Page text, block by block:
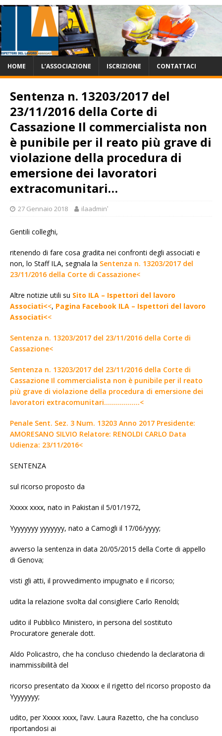
HOME L’ASSOCIAZIONE ISCRIZIONE CONTATTACI
Sentenza n. 13203/2017 del
23/11/2016 della Corte di
Cassazione Il commercialista non
è punibile per il reato più grave di
violazione della procedura di
emersione dei lavoratori
extracomunitari…
27 Gennaio 2018 ilaadminʹ
Gentili colleghi,
ritenendo di fare cosa gradita nei confronti degli associati e
non, lo Staff ILA, segnala la Sentenza n. 13203/2017 del
23/11/2016 della Corte di Cassazione<
Altre notizie utili su Sito ILA – Ispettori del lavoro
Associati<<, Pagina Facebook ILA – Ispettori del lavoro
Associati<<
Sentenza n. 13203/2017 del 23/11/2016 della Corte di
Cassazione<
Sentenza n. 13203/2017 del 23/11/2016 della Corte di
Cassazione Il commercialista non è punibile per il reato
più grave di violazione della procedura di emersione dei
lavoratori extracomunitari………………<
Penale Sent. Sez. 3 Num. 13203 Anno 2017 Presidente:
AMORESANO SILVIO Relatore: RENOLDI CARLO Data
Udienza: 23/11/2016<
SENTENZA
sul ricorso proposto da
Xxxxx xxxx, nato in Pakistan il 5/01/1972,
Yyyyyyyy yyyyyyy, nato a Camogli il 17/06/yyyy;
avverso la sentenza in data 20/05/2015 della Corte di appello
di Genova;
visti gli atti, il provvedimento impugnato e il ricorso;
udita la relazione svolta dal consigliere Carlo Renoldi;
udito il Pubblico Ministero, in persona del sostituto
Procuratore generale dott.
Aldo Policastro, che ha concluso chiedendo la declaratoria di
inammissibilità del
ricorso presentato da Xxxxx e il rigetto del ricorso proposto da
Yyyyyyyy;
udito, per Xxxxx xxxx, l’avv. Laura Razetto, che ha concluso
riportandosi ai